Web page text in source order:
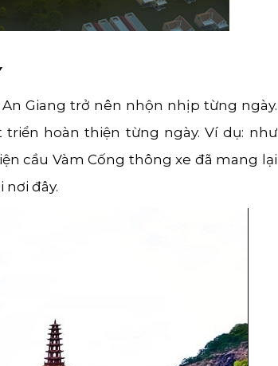
Giang trở nên nhộn nhịp từng ngày.
hoàn thiện từng ngày. Ví dụ: như
cầu Vàm Cống thông xe đã mang lại
đây.